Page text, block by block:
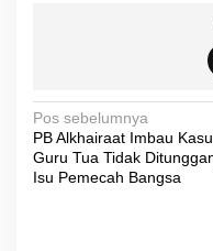
N
a
v
Pos sebelumnya
PB Alkhairaat Imbau
Guru Tua Tidak
Isu Pemecah Bangsa